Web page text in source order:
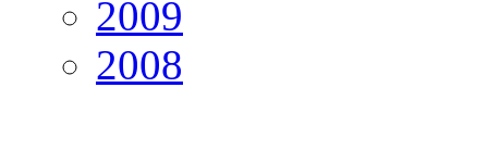
2009
2008